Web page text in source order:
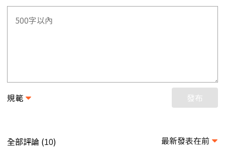
規範 發布
全部評論 (10) 最新發表在前